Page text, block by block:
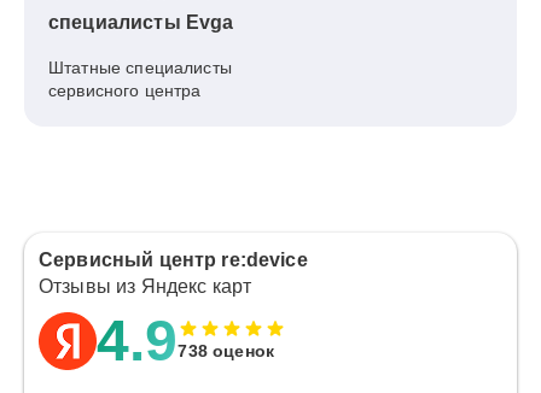
специалисты Evga
Штатные специалисты
сервисного центра
Сервисный центр re:device
Отзывы из Яндекс карт
4.9738 оценок